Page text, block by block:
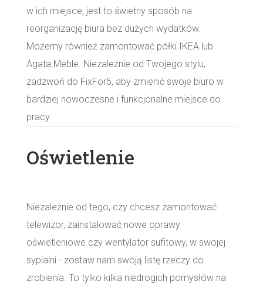
w ich miejsce, jest to świetny sposób na
reorganizację biura bez dużych wydatków.
Możemy również zamontować półki IKEA lub
Agata Meble. Niezależnie od Twojego stylu,
zadzwoń do FixFor5, aby zmienić swoje biuro w
bardziej nowoczesne i funkcjonalne miejsce do
pracy.
Oświetlenie
Niezależnie od tego, czy chcesz zamontować
telewizor, zainstalować nowe oprawy
oświetleniowe czy wentylator sufitowy, w swojej
sypialni - zostaw nam swoją listę rzeczy do
zrobienia. To tylko kilka niedrogich pomysłów na